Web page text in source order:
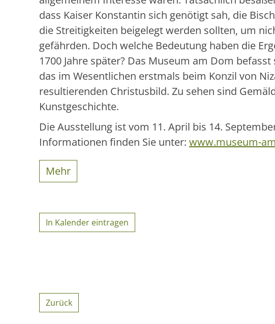
dass Kaiser Konstantin sich genötigt sah, die
die Streitigkeiten beigelegt werden sollten, um
gefährden. Doch welche Bedeutung haben die
1700 Jahre später? Das Museum am Dom
das im Wesentlichen erstmals beim Konzil von
resultierenden Christusbild. Zu sehen sind
Kunstgeschichte.
Die Ausstellung ist vom 11. April bis 14.
Informationen finden Sie unter: www.museum-
Mehr
In Kalender eintragen
Zurück